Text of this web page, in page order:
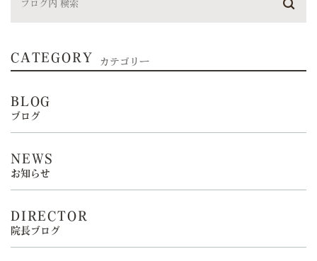
CATEGORY カテゴリー
BLOG
ブログ
NEWS
お知らせ
DIRECTOR
院長ブログ